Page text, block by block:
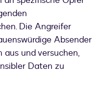
Die Angreifer
Absender
aus und versuchen,
Daten zu